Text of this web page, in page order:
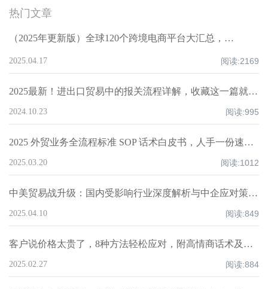
热门文章
（2025年更新版）全球120个跨境电商平台大汇总，附入驻要求、注册门槛和适合品类！
2025.04.17 阅读:2169
2025最新！进出口贸易中的报关流程详解，收藏这一篇就够了！
2024.10.23 阅读:995
2025 外贸业务全流程标准 SOP 话术白皮书，人手一份速领！
2025.03.20 阅读:1012
中美贸易战升级：国内受影响行业深度解析与中企应对策略！
2025.04.10 阅读:849
客户说价格太贵了，8种方法轻松应对，附高情商话术及案例！
2025.02.27 阅读:884